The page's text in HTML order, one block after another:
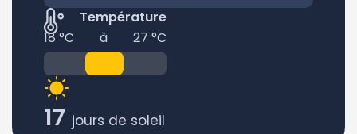
Température
18 °C
à 27 °C
17 jours de soleil